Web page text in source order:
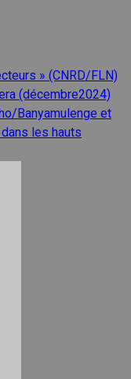
» (CNRD/FLN)
(décembre2024)
Banyamulenge et
les hauts